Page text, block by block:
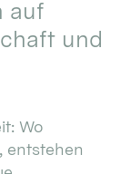
auf
und
Wo
entstehen